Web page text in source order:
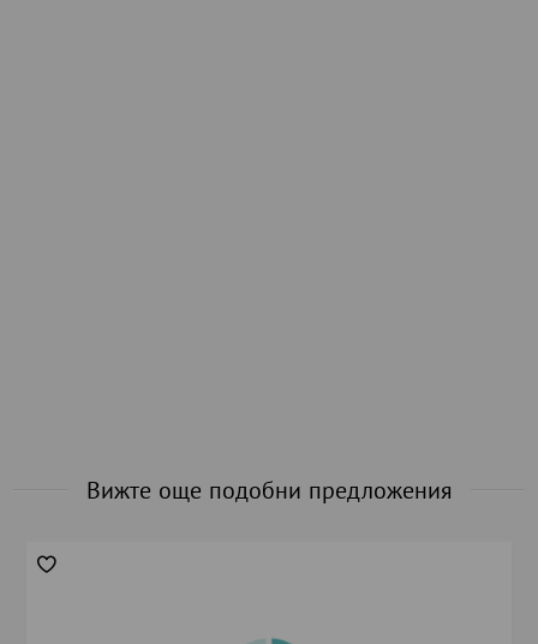
Вижте още подобни предложения